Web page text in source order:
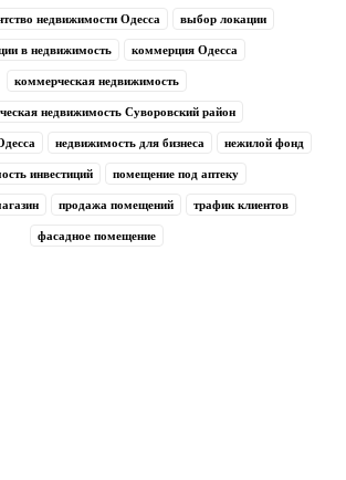
недвижимости Одесса выбор локации
в недвижимость коммерция Одесса
коммерческая недвижимость
недвижимость Суворовский район
недвижимость для бизнеса нежилой фонд
инвестиций помещение под аптеку
продажа помещений трафик клиентов
фасадное помещение